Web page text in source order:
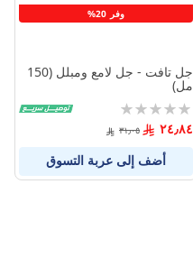
وفر 20%
جل تافت - جل لامع ومبلل (150
مل)
Rating:
0%
٢٤٫٨٤ ٣١٫٠٥
أضف إلى عربة التسوق